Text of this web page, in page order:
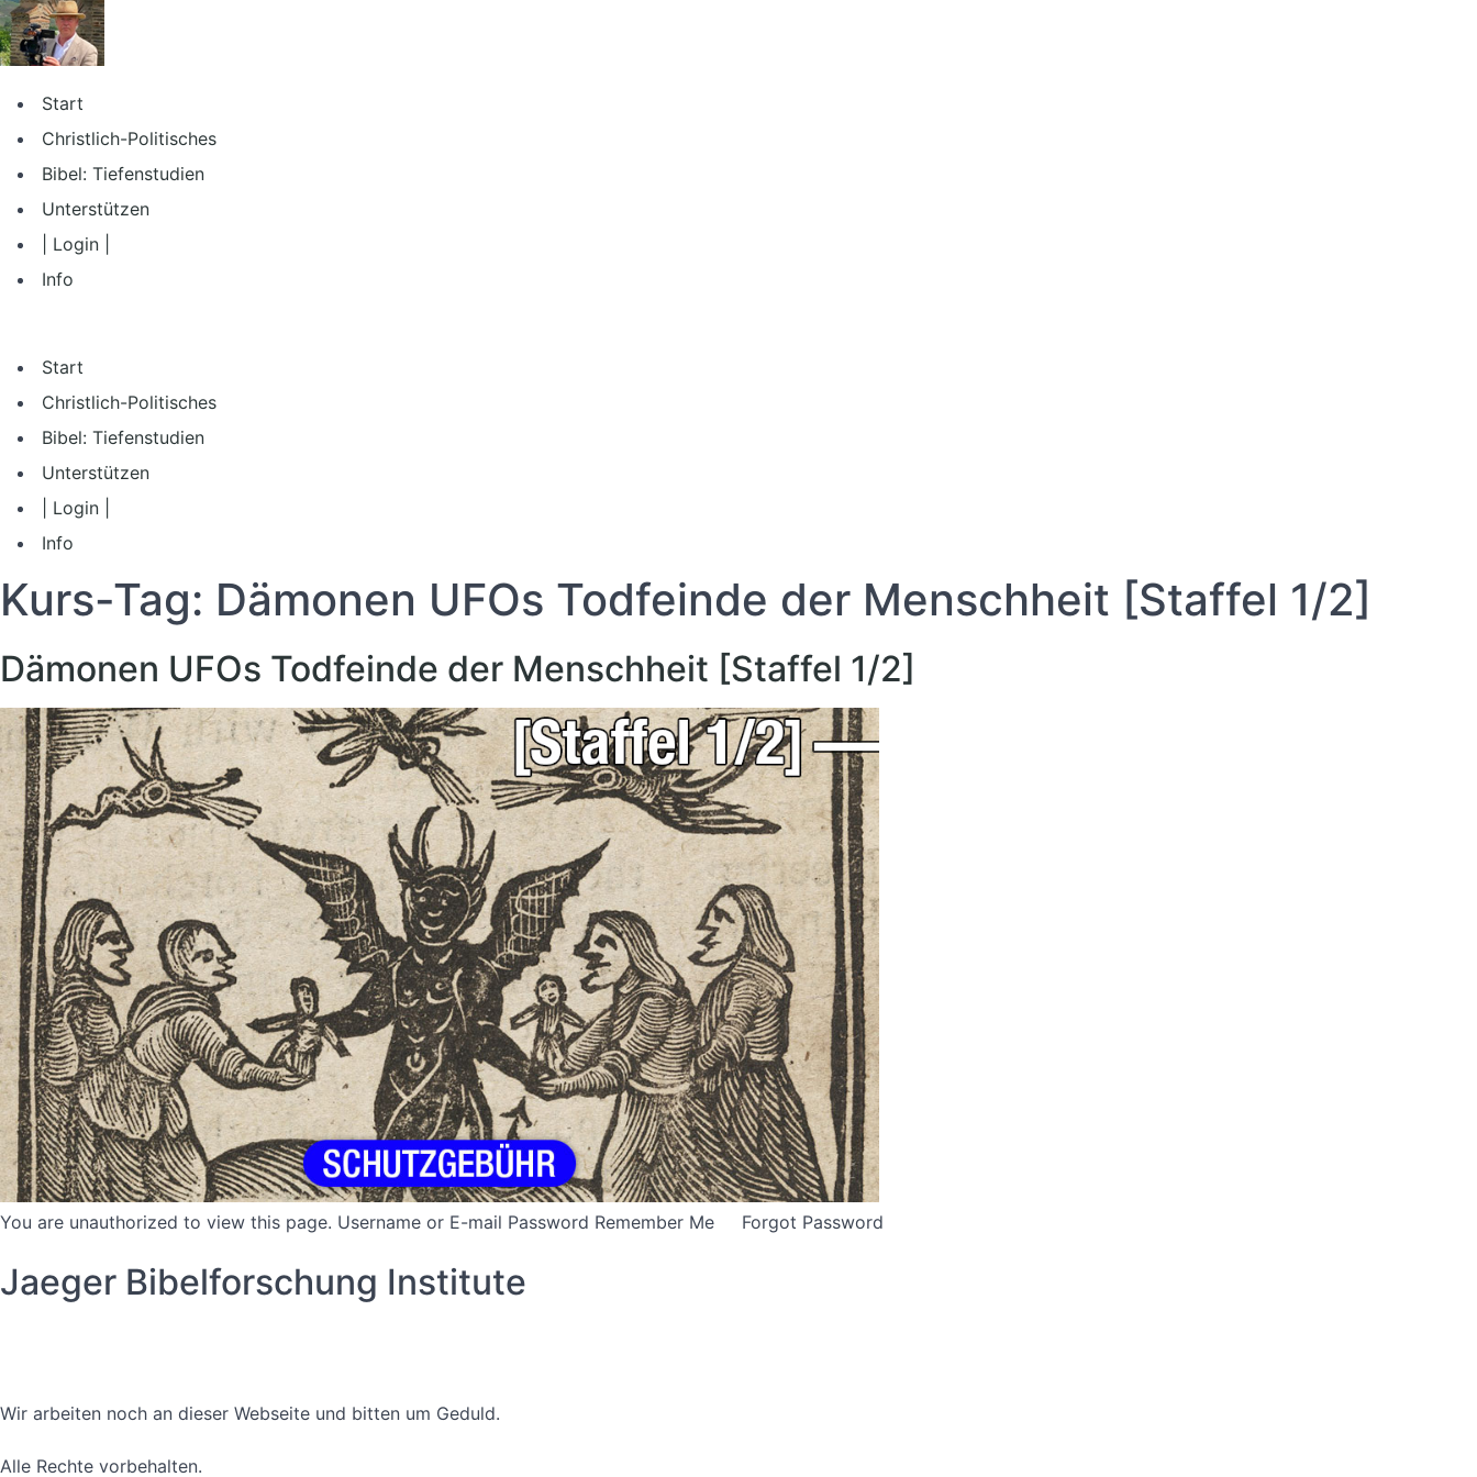
Zum
Inhalt
springen
Start
Christlich-Politisches
Bibel: Tiefenstudien
Unterstützen
| Login |
Info
Start
Christlich-Politisches
Bibel: Tiefenstudien
Unterstützen
| Login |
Info
Kurs-Tag: Dämonen UFOs Todfeinde der Menschheit [Staffel 1/2]
Dämonen UFOs Todfeinde der Menschheit [Staffel 1/2]
You are unauthorized to view this page. Username or E-mail Password Remember Me Forgot Password
Jaeger Bibelforschung Institute
Wir arbeiten noch an dieser Webseite und bitten um Geduld.
Alle Rechte vorbehalten.